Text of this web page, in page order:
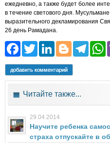
ежедневно, а также будет более
в течение светового дня.
выразительного декламирования
26 день Рамадана.
Facebook
Twitter
добавить комментарий
Читайте также...
29.04.2014
Научите ребенка
страха отпускайте в